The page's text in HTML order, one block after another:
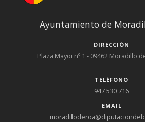
Ayuntamiento de
DIRECCIÓN
Plaza Mayor nº 1 - 09462 Moradillo
TELÉFONO
947 530 716
EMAIL